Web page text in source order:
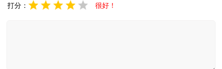
打分： 很好！